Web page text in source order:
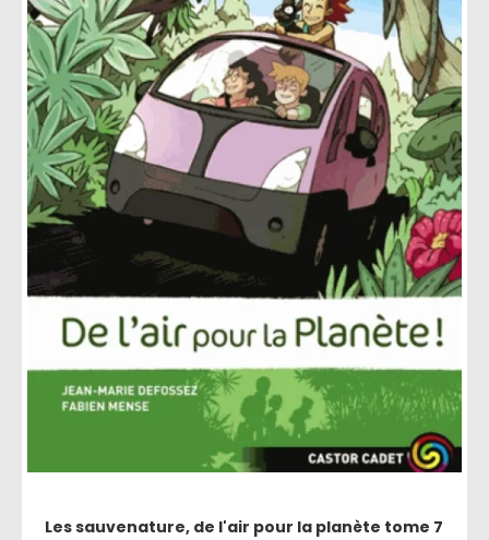
Les sauvenature, de l'air pour la planète tome 7